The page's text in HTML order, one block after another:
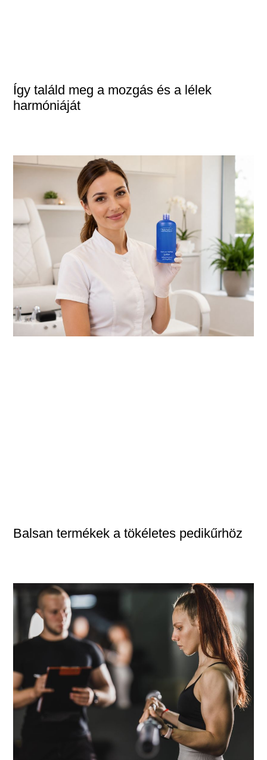
Így találd meg a mozgás és a lélek
harmóniáját
Balsan termékek a tökéletes pedikűrhöz